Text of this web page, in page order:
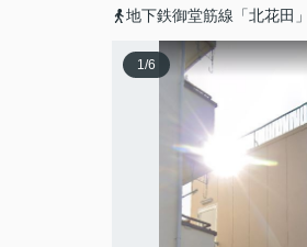
地下鉄御堂筋線「北花田
1/6